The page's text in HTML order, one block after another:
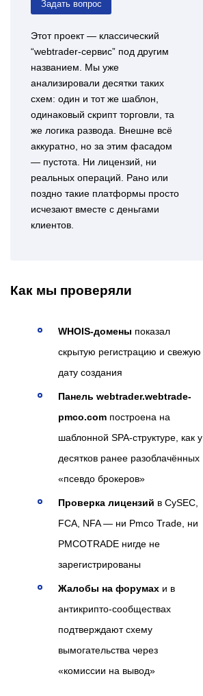
Задать вопрос
Этот проект — классический
“webtrader-сервис” под другим
названием. Мы уже
анализировали десятки таких
схем: один и тот же шаблон,
одинаковый скрипт торговли, та
же логика развода. Внешне всё
аккуратно, но за этим фасадом
— пустота. Ни лицензий, ни
реальных операций. Рано или
поздно такие платформы просто
исчезают вместе с деньгами
клиентов.
Как мы проверяли
WHOIS-домены показал
скрытую регистрацию и свежую
дату создания
Панель webtrader.webtrade-
pmco.com построена на
шаблонной SPA-структуре, как у
десятков ранее разоблачённых
«псевдо брокеров»
Проверка лицензий в CySEC,
FCA, NFA — ни Pmco Trade, ни
PMCOTRADE нигде не
зарегистрированы
Жалобы на форумах и в
антикрипто-сообществах
подтверждают схему
вымогательства через
«комиссии на вывод»